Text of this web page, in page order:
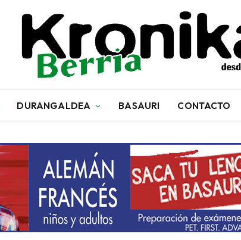
DURANGALDEA BASAURI CONTACTO